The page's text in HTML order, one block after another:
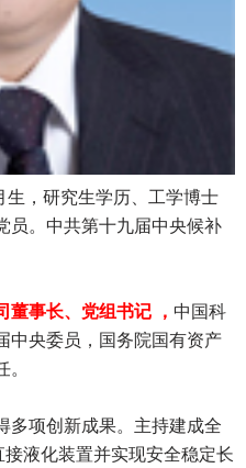
，研究生学历、工学博士
员。中共第十九届中央候补
事长、党组书记 ， 中国科
中央委员，国务院国有资产
多项创新成果。主持建成全
液化装置并实现安全稳定长